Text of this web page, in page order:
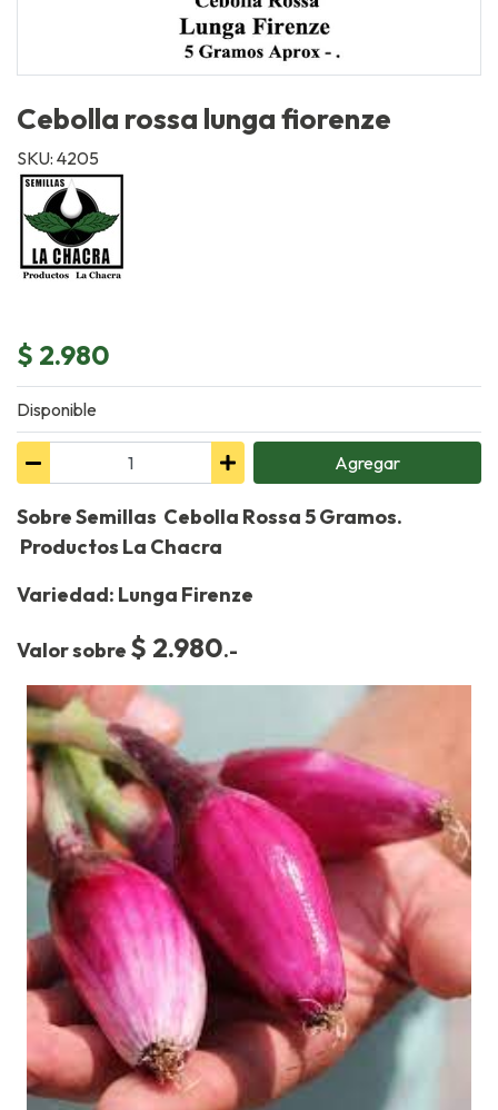
Cebolla rossa lunga fiorenze
SKU: 4205
$ 2.980
Disponible
Agregar
Sobre Semillas Cebolla Rossa 5 Gramos.
Productos La Chacra
Variedad: Lunga Firenze
Valor sobre $ 2.980.-